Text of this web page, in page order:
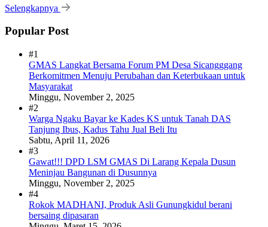
Selengkapnya
Popular Post
#1
GMAS Langkat Bersama Forum PM Desa Sicangggang
Berkomitmen Menuju Perubahan dan Keterbukaan untuk
Masyarakat
Minggu, November 2, 2025
#2
Warga Ngaku Bayar ke Kades KS untuk Tanah DAS
Tanjung Ibus, Kadus Tahu Jual Beli Itu
Sabtu, April 11, 2026
#3
Gawat!!! DPD LSM GMAS Di Larang Kepala Dusun
Meninjau Bangunan di Dusunnya
Minggu, November 2, 2025
#4
Rokok MADHANI, Produk Asli Gunungkidul berani
bersaing dipasaran